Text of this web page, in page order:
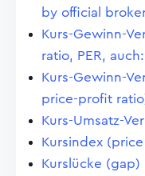
by official
Kurs-Gewinn-
ratio, PER,
Kurs-Gewinn-
price-profit
Kurs-Umsatz-
Kursindex
Kurslücke (gap)